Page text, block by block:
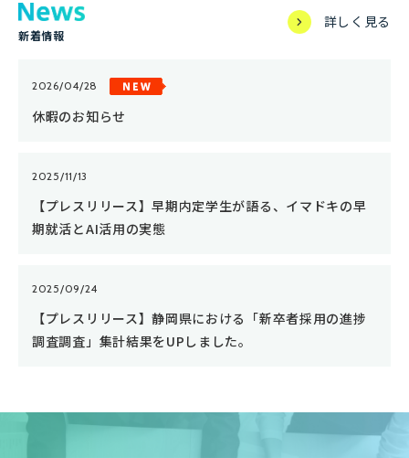
新着情報
詳しく見る
2026/04/28
休暇のお知らせ
2025/11/13
【プレスリリース】早期内定学生が語る、イマドキの早
期就活とAI活用の実態
2025/09/24
【プレスリリース】静岡県における「新卒者採用の進捗
調査調査」集計結果をUPしました。